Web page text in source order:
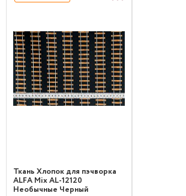
Ткань Хлопок для пэчворка
ALFA Mix AL-12120
Необычные Черный